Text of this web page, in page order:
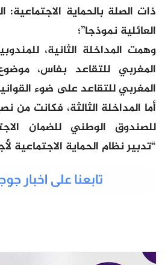
ذات الصلة بالحماية الاجتماعية:
العائلية نموذجا”؛
وهمت المداخلة الثانية،
المغربي للتقاعد بفاس،
المغربي للتقاعد على ضوء
أما المداخلة الثالثة، فكانت من
للصندوق الوطني للضمان
“تدبير نظام الحماية الاجتماعية